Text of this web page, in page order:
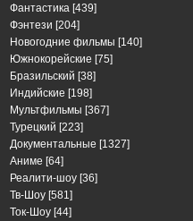
Фантастика [439]
Фэнтези [204]
Новогодние фильмы [140]
Южнокорейские [75]
Бразильский [38]
Индийские [198]
Мультфильмы [367]
Турецкий [223]
Документальные [1327]
Аниме [64]
Реалити-шоу [36]
Тв-Шоу [581]
Ток-Шоу [44]